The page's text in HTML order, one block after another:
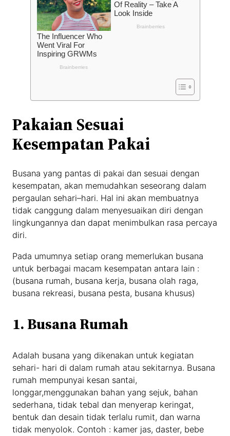
Pakaian Sesuai
Kesempatan Pakai
Busana yang pantas di pakai dan sesuai dengan
kesempatan, akan memudahkan seseorang dalam
pergaulan sehari–hari. Hal ini akan membuatnya
tidak canggung dalam menyesuaikan diri dengan
lingkungannya dan dapat menimbulkan rasa percaya
diri.
Pada umumnya setiap orang memerlukan busana
untuk berbagai macam kesempatan antara lain :
(busana rumah, busana kerja, busana olah raga,
busana rekreasi, busana pesta, busana khusus)
1. Busana Rumah
Adalah busana yang dikenakan untuk kegiatan
sehari- hari di dalam rumah atau sekitarnya. Busana
rumah mempunyai kesan santai,
longgar,menggunakan bahan yang sejuk, bahan
sederhana, tidak tebal dan menyerap keringat,
bentuk dan desain tidak terlalu rumit, dan warna
tidak menyolok. Contoh : kamer jas, daster, bebe